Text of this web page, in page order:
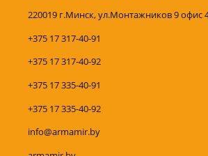
220019 г.Минск, ул.Монтажников 9 офис
+375 17 317-40-91
+375 17 317-40-92
+375 17 335-40-91
+375 17 335-40-92
info@armamir.by